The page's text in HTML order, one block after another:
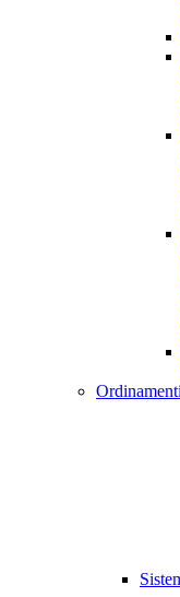
Ordinamenti